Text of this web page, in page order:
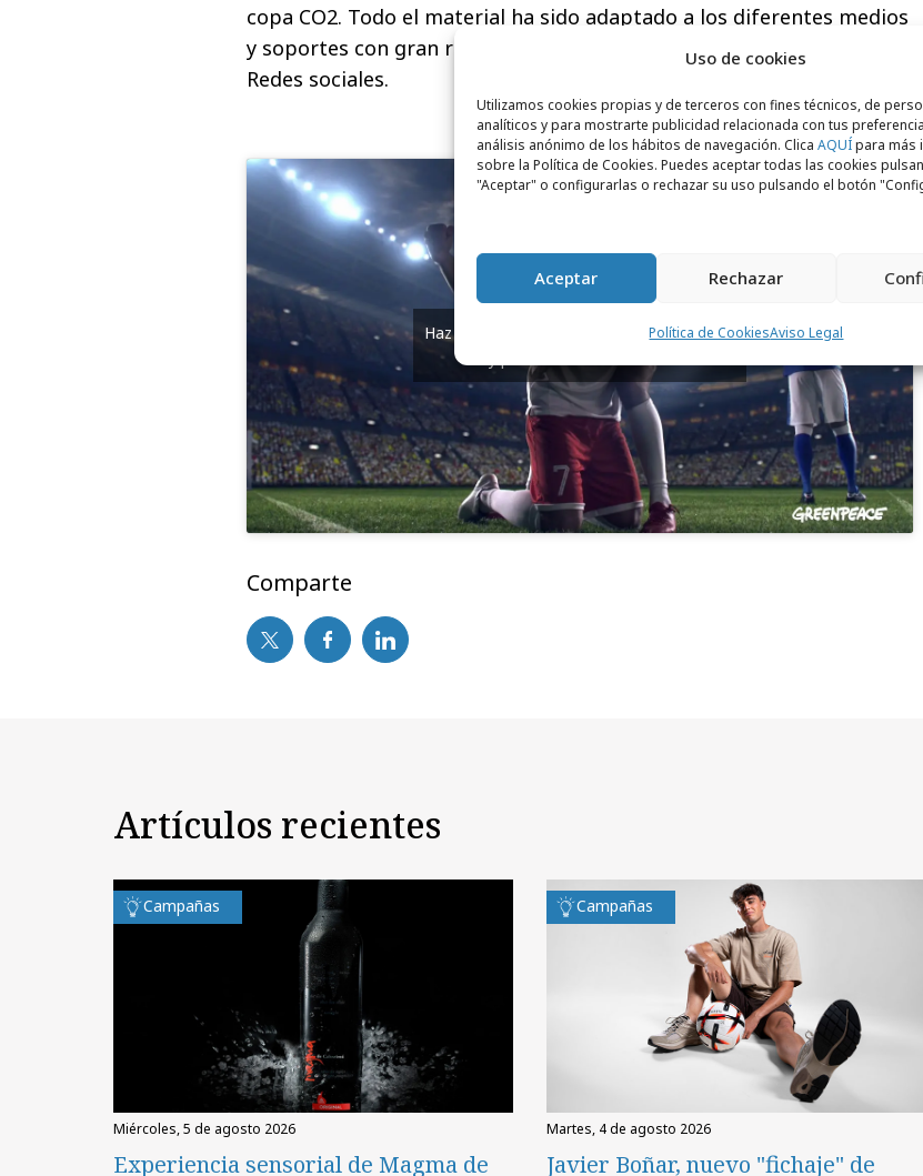
Uso de cookies
Utilizamos cookies propias y de terceros con fines técnicos, de
analíticos y para mostrarte publicidad relacionada con tus
análisis anónimo de los hábitos de navegación. Clica AQUÍpara más
sobre la Política de Cookies. Puedes aceptar todas las cookies
"Aceptar" o configurarlas o rechazar su uso pulsando el botón
Aceptar Rechazar
Política de CookiesAviso Legal
copa CO2. Todo el material ha sido adaptado a los diferentes medios
y soportes con gran repercusión en prensa, medios deportivos y
Redes sociales.
Haz clic para aceptar cookies de marketing
Comparte
Artículos recientes
Campañas
miércoles, 5 de agosto 2026
Experiencia sensorial de Magma de
Campañas
martes, 4 de agosto 2026
Javier Boñar, nuevo "fichaje" de